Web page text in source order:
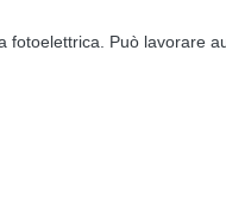
fotoelettrica. Può lavorare